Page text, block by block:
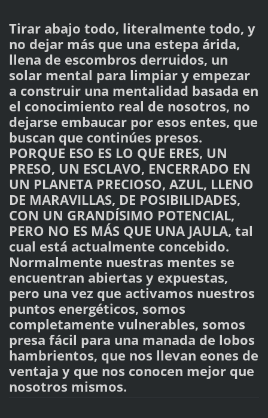
Tirar abajo todo, literalmente todo, y
no dejar más que una estepa árida,
llena de escombros derruidos, un
solar mental para limpiar y empezar
a construir una mentalidad basada en
el conocimiento real de nosotros, no
dejarse embaucar por esos entes, que
buscan que continúes presos.
PORQUE ESO ES LO QUE ERES, UN
PRESO, UN ESCLAVO, ENCERRADO EN
UN PLANETA PRECIOSO, AZUL, LLENO
DE MARAVILLAS, DE POSIBILIDADES,
CON UN GRANDÍSIMO POTENCIAL,
PERO NO ES MÁS QUE UNA JAULA, tal
cual está actualmente concebido.
Normalmente nuestras mentes se
encuentran abiertas y expuestas,
pero una vez que activamos nuestros
puntos energéticos, somos
completamente vulnerables, somos
presa fácil para una manada de lobos
hambrientos, que nos llevan eones de
ventaja y que nos conocen mejor que
nosotros mismos.